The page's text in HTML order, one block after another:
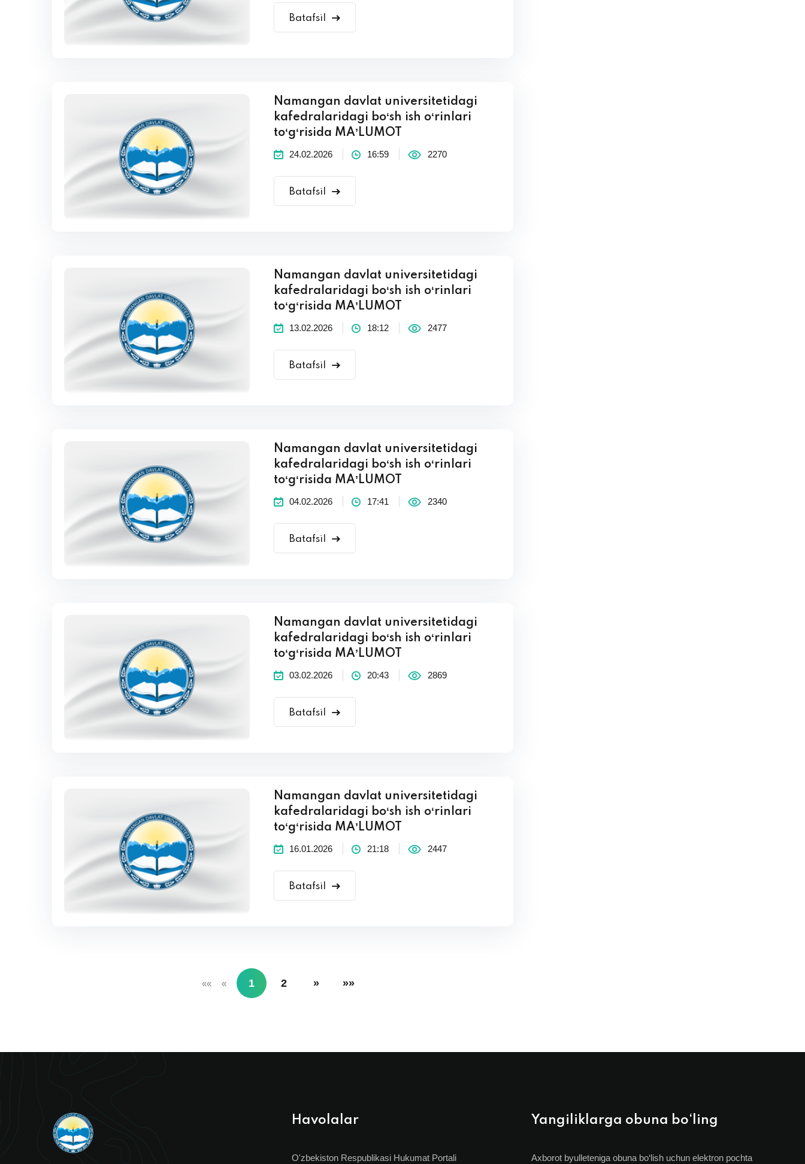
Batafsil
Namangan davlat universitetidagi
kafedralaridagi boʻsh ish oʻrinlari
toʻgʻrisida MAʼLUMOT
24.02.2026 16:59 2270
Batafsil
Namangan davlat universitetidagi
kafedralaridagi boʻsh ish oʻrinlari
toʻgʻrisida MAʼLUMOT
13.02.2026 18:12 2477
Batafsil
Namangan davlat universitetidagi
kafedralaridagi boʻsh ish oʻrinlari
toʻgʻrisida MAʼLUMOT
04.02.2026 17:41 2340
Batafsil
Namangan davlat universitetidagi
kafedralaridagi boʻsh ish oʻrinlari
toʻgʻrisida MAʼLUMOT
03.02.2026 20:43 2869
Batafsil
Namangan davlat universitetidagi
kafedralaridagi boʻsh ish oʻrinlari
toʻgʻrisida MAʼLUMOT
16.01.2026 21:18 2447
Batafsil
«« « 1 2 » »»
Havolalar
O'zbekiston Respublikasi Hukumat Portali
Yangiliklarga obuna bo‘ling
Axborot byulleteniga obuna bo‘lish uchun elektron pochta